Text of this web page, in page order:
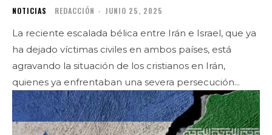
NOTICIAS REDACCIÓN - JUNIO 25, 2025
La reciente escalada bélica entre Irán e Israel, que ya
ha dejado víctimas civiles en ambos países, está
agravando la situación de los cristianos en Irán,
quienes ya enfrentaban una severa persecución...